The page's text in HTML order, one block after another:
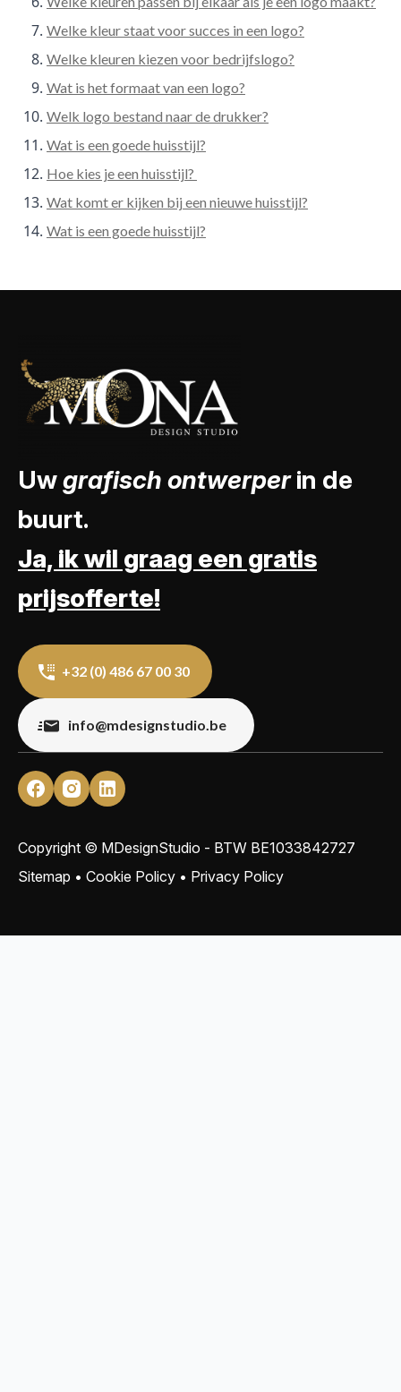
Welke kleur staat voor succes in een logo?
Welke kleuren kiezen voor bedrijfslogo?
Wat is het formaat van een logo?
Welk logo bestand naar de drukker?
Wat is een goede huisstijl?
Hoe kies je een huisstijl?
Wat komt er kijken bij een nieuwe huisstijl?
Wat is een goede huisstijl?
Uwgrafisch ontwerperin de
buurt.
Ja, ik wil graag een gratis
prijsofferte!
+32 (0) 486 67 00 30
info@mdesignstudio.be
Copyright © MDesignStudio - BTW BE1033842727
Sitemap • Cookie Policy • Privacy Policy